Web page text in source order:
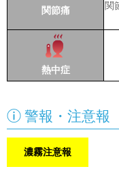
関節痛
関
熱中症
 警報・注意報
濃霧注意報